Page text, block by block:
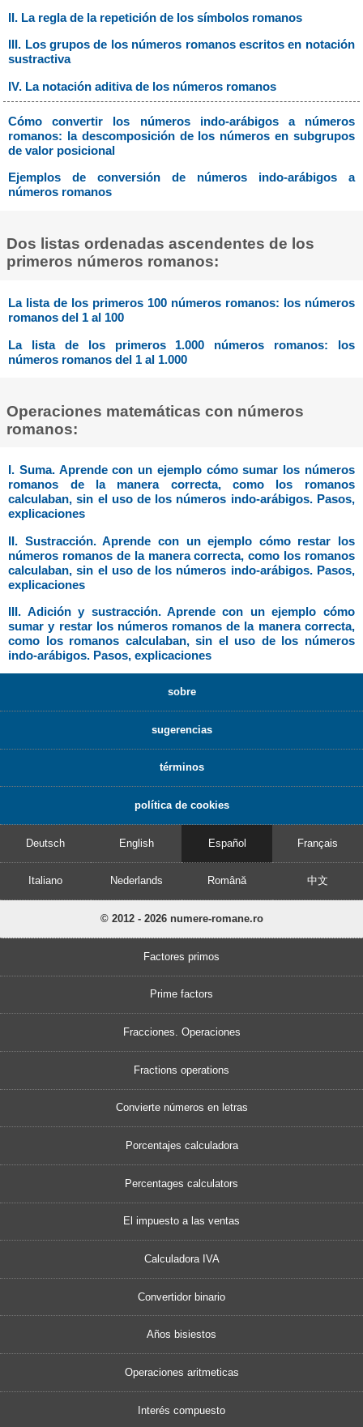
II. La regla de la repetición de los símbolos romanos
III. Los grupos de los números romanos escritos en notación
sustractiva
IV. La notación aditiva de los números romanos
Cómo convertir los números indo-arábigos a números
romanos: la descomposición de los números en subgrupos
de valor posicional
Ejemplos de conversión de números indo-arábigos a
números romanos
Dos listas ordenadas ascendentes de los
primeros números romanos:
La lista de los primeros 100 números romanos: los números
romanos del 1 al 100
La lista de los primeros 1.000 números romanos: los
números romanos del 1 al 1.000
Operaciones matemáticas con números
romanos:
I. Suma. Aprende con un ejemplo cómo sumar los números
romanos de la manera correcta, como los romanos
calculaban, sin el uso de los números indo-arábigos. Pasos,
explicaciones
II. Sustracción. Aprende con un ejemplo cómo restar los
números romanos de la manera correcta, como los romanos
calculaban, sin el uso de los números indo-arábigos. Pasos,
explicaciones
III. Adición y sustracción. Aprende con un ejemplo cómo
sumar y restar los números romanos de la manera correcta,
como los romanos calculaban, sin el uso de los números
indo-arábigos. Pasos, explicaciones
sobre
sugerencias
términos
política de cookies
Deutsch English Español Français
Italiano Nederlands Română 中文
© 2012 - 2026 numere-romane.ro
Factores primos
Prime factors
Fracciones. Operaciones
Fractions operations
Convierte números en letras
Porcentajes calculadora
Percentages calculators
El impuesto a las ventas
Calculadora IVA
Convertidor binario
Años bisiestos
Operaciones aritmeticas
Interés compuesto